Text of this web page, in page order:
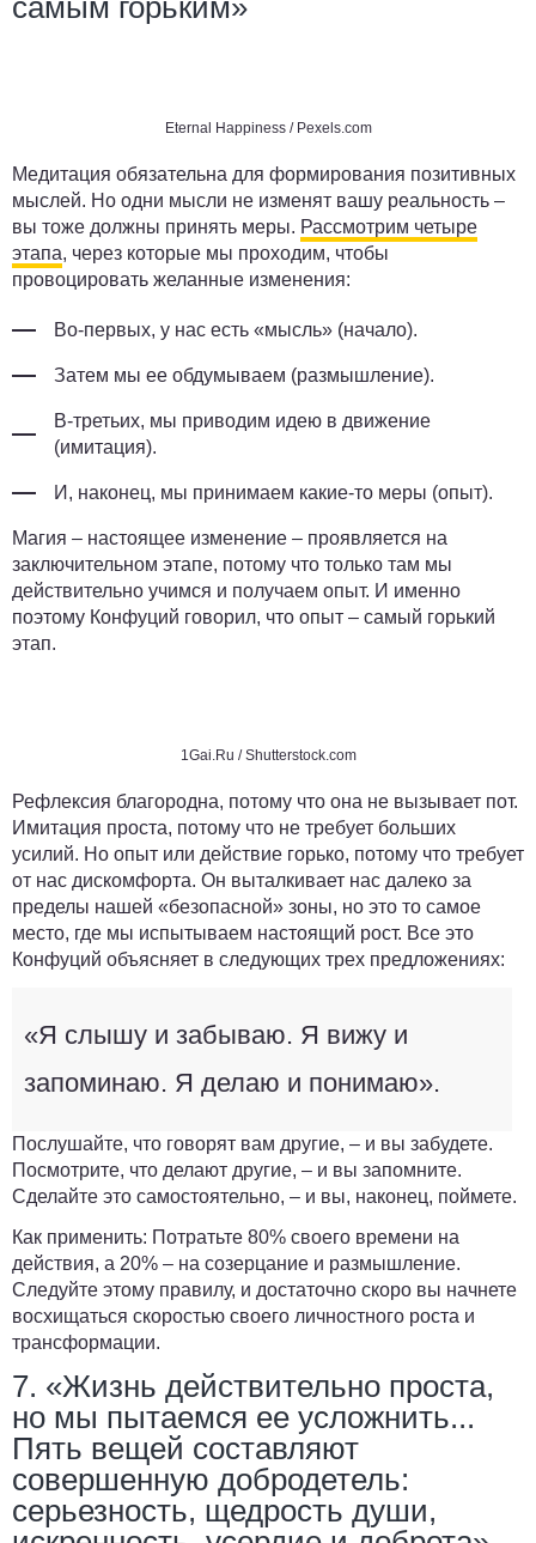
Eternal Happiness/ Pexels.com
Медитация обязательна для формирования позитивных
мыслей. Но одни мысли не изменят вашу реальность –
вы тоже должны принять меры. Рассмотрим четыре
этапа, через которые мы проходим, чтобы
провоцировать желанные изменения:
Во-первых, у нас есть «мысль» (начало).
Затем мы ее обдумываем (размышление).
В-третьих, мы приводим идею в движение
(имитация).
И, наконец, мы принимаем какие-то меры (опыт).
Магия – настоящее изменение – проявляется на
заключительном этапе, потому что только там мы
действительно учимся и получаем опыт. И именно
поэтому Конфуций говорил, что опыт – самый горький
этап.
1Gai.Ru / Shutterstock.com
Рефлексия благородна, потому что она не вызывает пот.
Имитация проста, потому что не требует больших
усилий. Но опыт или действие горько, потому что требует
от нас дискомфорта. Он выталкивает нас далеко за
пределы нашей «безопасной» зоны, но это то самое
место, где мы испытываем настоящий рост. Все это
Конфуций объясняет в следующих трех предложениях:
«Я слышу и забываю. Я вижу и
запоминаю. Я делаю и понимаю».
Послушайте, что говорят вам другие, – и вы забудете.
Посмотрите, что делают другие, – и вы запомните.
Сделайте это самостоятельно, – и вы, наконец, поймете.
Как применить: Потратьте 80% своего времени на
действия, а 20% – на созерцание и размышление.
Следуйте этому правилу, и достаточно скоро вы начнете
восхищаться скоростью своего личностного роста и
трансформации.
7. «Жизнь действительно проста,
но мы пытаемся ее усложнить...
Пять вещей составляют
совершенную добродетель:
серьезность, щедрость души,